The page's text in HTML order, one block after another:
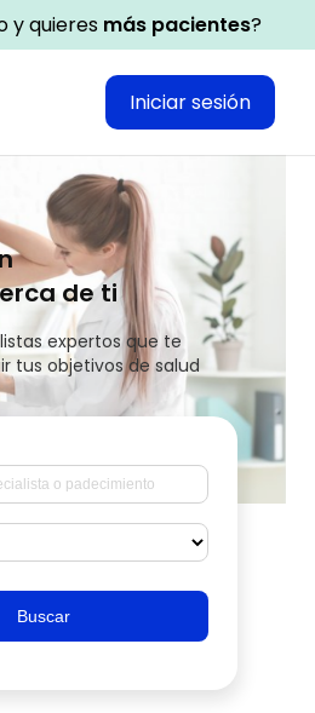
y quieres más pacientes?
Iniciar sesión
de ti
expertos que te
tus objetivos de salud
Buscar